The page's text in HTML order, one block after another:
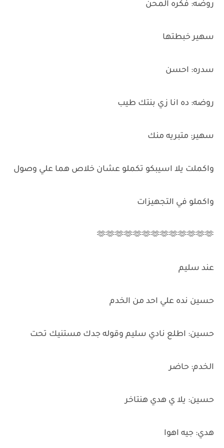
روضه: فكره المحن
سهير خبطتها
سدره: احسن
روضه: ده انا زي بنتك طيب
سهير: متبريه منك
واكملت يلا اسيبكو تكملو عشان خلاص هما علي وصول
واكملو في التجهيزات
🫶🫶🫶🫶🫶🫶🫶🫶🫶🫶🫶🫶🫶
عند سليم
حسين نده علي احد من الخدم
حسين: اطلع نادي سليم وقوله جدك مستنيك تحت
الخدم: حاضر
حسين: يلا ي هدي هنتاخر
هدي: جيه اهوا